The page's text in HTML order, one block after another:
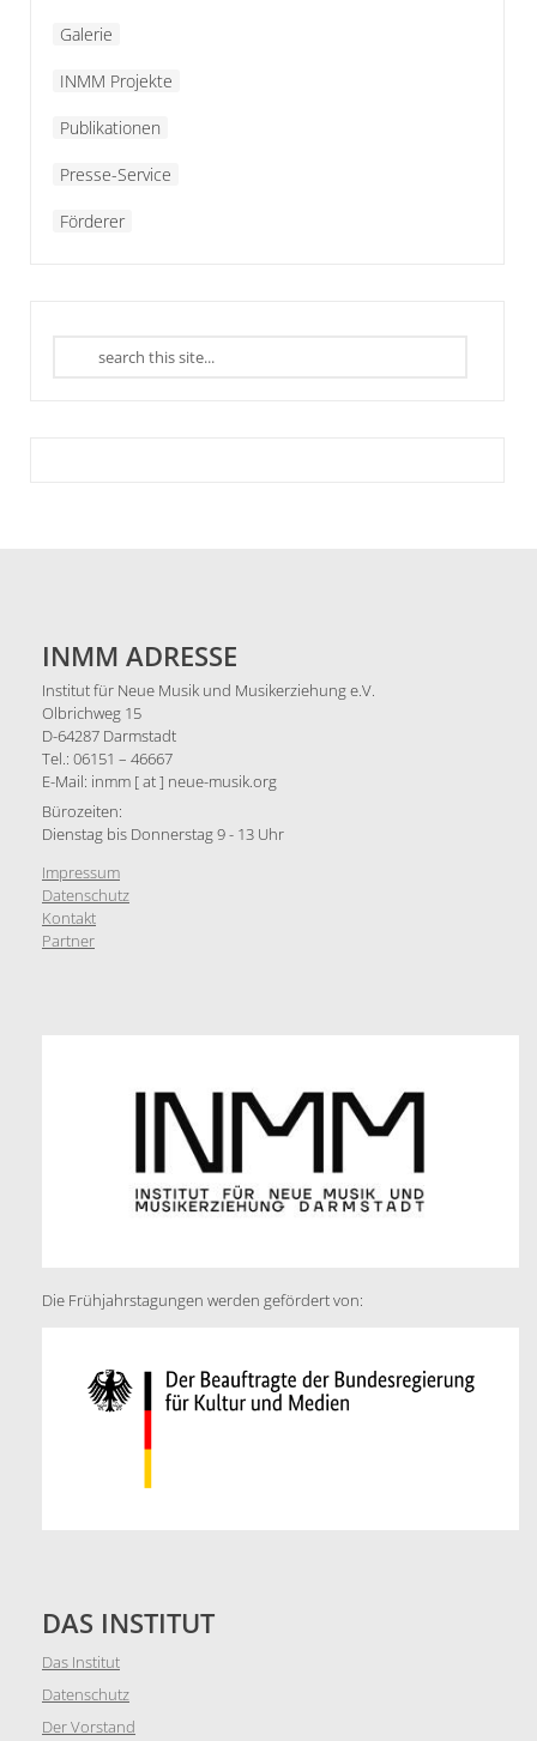
Galerie
INMM Projekte
Publikationen
Presse-Service
Förderer
INMM ADRESSE
Institut für Neue Musik und Musikerziehung e.V.
Olbrichweg 15
D-64287 Darmstadt
Tel.: 06151 – 46667
E-Mail: inmm [ at ] neue-musik.org
Bürozeiten:
Dienstag bis Donnerstag 9 - 13 Uhr
Impressum
Datenschutz
Kontakt
Partner
Die Frühjahrstagungen werden gefördert von:
DAS INSTITUT
Das Institut
Datenschutz
Der Vorstand